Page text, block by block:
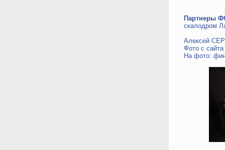
Партнеры
скалодром
Алексей
Фото с сайта
На фото: